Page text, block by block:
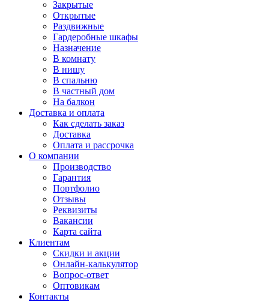
Закрытые
Открытые
Раздвижные
Гардеробные шкафы
Назначение
В комнату
В нишу
В спальню
В частный дом
На балкон
Доставка и оплата
Как сделать заказ
Доставка
Оплата и рассрочка
О компании
Производство
Гарантия
Портфолио
Отзывы
Реквизиты
Вакансии
Карта сайта
Клиентам
Скидки и акции
Онлайн-калькулятор
Вопрос-ответ
Оптовикам
Контакты